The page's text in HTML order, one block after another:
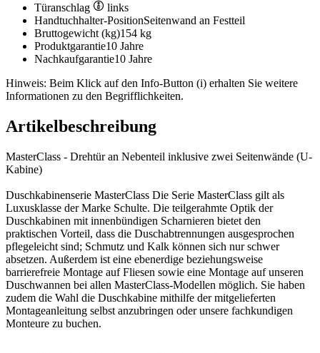
Türanschlag
links
Handtuchhalter-PositionSeitenwand an Festteil
Bruttogewicht (kg)154 kg
Produktgarantie10 Jahre
Nachkaufgarantie10 Jahre
Hinweis: Beim Klick auf den Info-Button (i) erhalten Sie weitere
Informationen zu den Begrifflichkeiten.
Artikelbeschreibung
MasterClass - Drehtür an Nebenteil inklusive zwei Seitenwände (U-
Kabine)
Duschkabinenserie MasterClass Die Serie MasterClass gilt als
Luxusklasse der Marke Schulte. Die teilgerahmte Optik der
Duschkabinen mit innenbündigen Scharnieren bietet den
praktischen Vorteil, dass die Duschabtrennungen ausgesprochen
pflegeleicht sind; Schmutz und Kalk können sich nur schwer
absetzen. Außerdem ist eine ebenerdige beziehungsweise
barrierefreie Montage auf Fliesen sowie eine Montage auf unseren
Duschwannen bei allen MasterClass-Modellen möglich. Sie haben
zudem die Wahl die Duschkabine mithilfe der mitgelieferten
Montageanleitung selbst anzubringen oder unsere fachkundigen
Monteure zu buchen.